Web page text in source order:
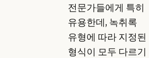
전문가들에게 특히
유용한데, 녹취록
유형에 따라 지정된
형식이 모두 다르기